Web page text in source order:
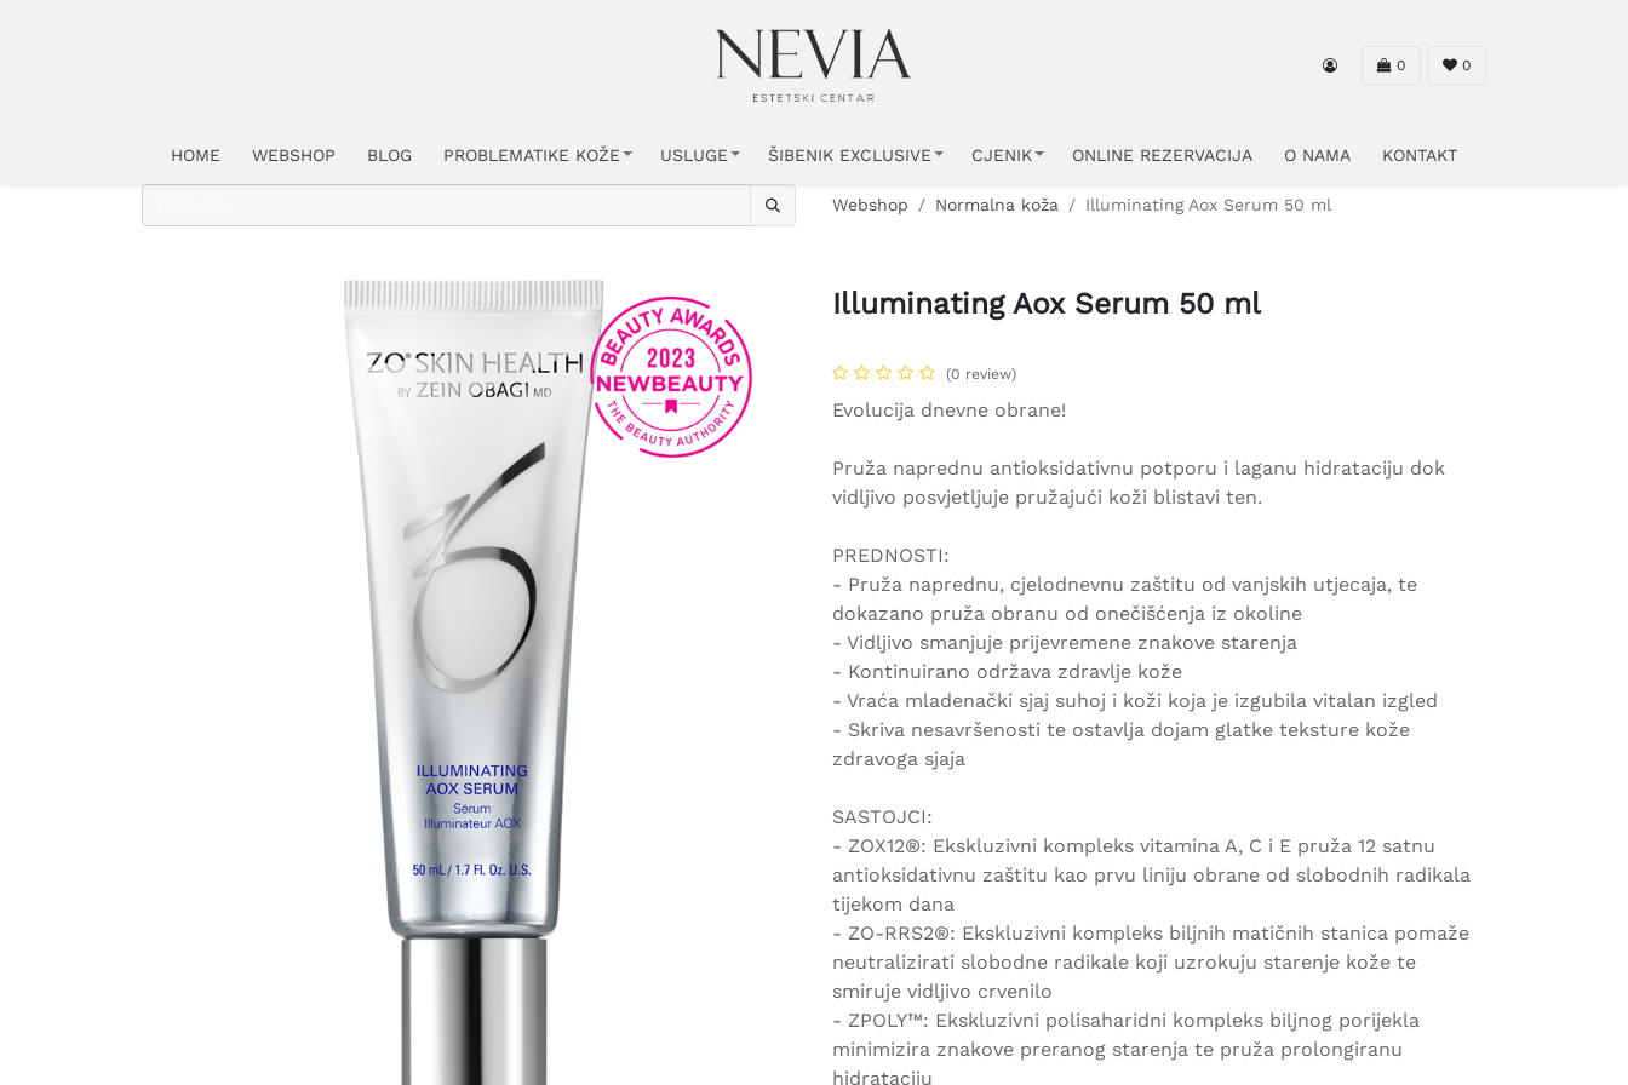
0 0
HOME WEBSHOP BLOG PROBLEMATIKE KOŽE USLUGE ŠIBENIK EXCLUSIVE CJENIK ONLINE REZERVACIJA O NAMA KONTAKT
Webshop Normalna koža Illuminating Aox Serum 50 ml
Illuminating Aox Serum 50 ml
(0 review)
Evolucija dnevne obrane!
Pruža naprednu antioksidativnu potporu i laganu hidrataciju dok
vidljivo posvjetljuje pružajući koži blistavi ten.
PREDNOSTI:
- Pruža naprednu, cjelodnevnu zaštitu od vanjskih utjecaja, te
dokazano pruža obranu od onečišćenja iz okoline
- Vidljivo smanjuje prijevremene znakove starenja
- Kontinuirano održava zdravlje kože
- Vraća mladenački sjaj suhoj i koži koja je izgubila vitalan izgled
- Skriva nesavršenosti te ostavlja dojam glatke teksture kože
zdravoga sjaja
SASTOJCI:
- ZOX12®: Ekskluzivni kompleks vitamina A, C i E pruža 12 satnu
antioksidativnu zaštitu kao prvu liniju obrane od slobodnih radikala
tijekom dana
- ZO-RRS2®: Ekskluzivni kompleks biljnih matičnih stanica pomaže
neutralizirati slobodne radikale koji uzrokuju starenje kože te
smiruje vidljivo crvenilo
- ZPOLY™: Ekskluzivni polisaharidni kompleks biljnog porijekla
minimizira znakove preranog starenja te pruža prolongiranu
hidrataciju